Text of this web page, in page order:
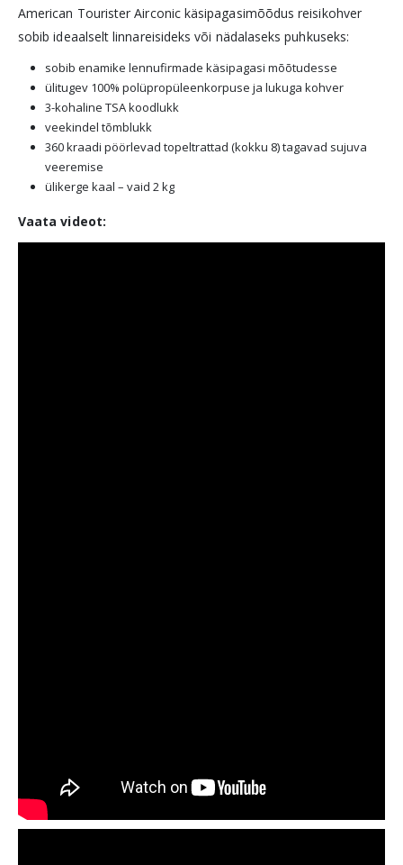
American Tourister Airconic käsipagasimõõdus reisikohver
sobib ideaalselt linnareisideks või nädalaseks puhkuseks:
sobib enamike lennufirmade käsipagasi mõõtudesse
ülitugev 100% polüpropüleenkorpuse ja lukuga kohver
3-kohaline TSA koodlukk
veekindel tõmblukk
360 kraadi pöörlevad topeltrattad (kokku 8) tagavad sujuva
veeremise
ülikerge kaal – vaid 2 kg
Vaata videot: